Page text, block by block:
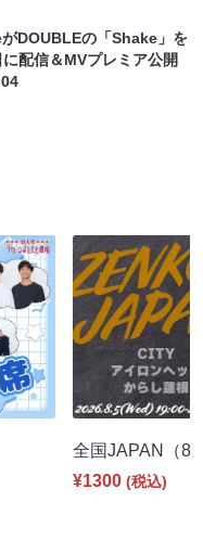
DOUBLEの「Shake」を
配信＆MVプレミア公開
全国JAPAN（
¥1300 (税込)